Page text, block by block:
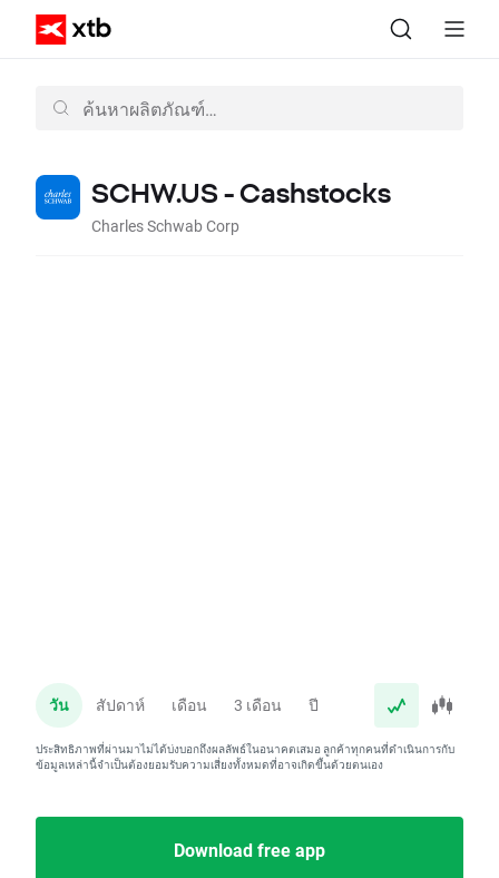
SCHW.US - Cashstocks
Charles Schwab Corp
วัน สัปดาห์ เดือน 3 เดือน ปี
ประสิทธิภาพที่ผ่านมาไม่ได้บ่งบอกถึงผลลัพธ์ในอนาคตเสมอ ลูกค้าทุกคนที่ดำเนินการกับ
ข้อมูลเหล่านี้จำเป็นต้องยอมรับความเสี่ยงทั้งหมดที่อาจเกิดขึ้นด้วยตนเอง
Download free app